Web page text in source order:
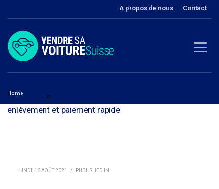
A propos de nous Contact
Home »
enlèvement et paiement rapide
LUNDI, 16 AOÛT 2021 / PUBLISHED IN